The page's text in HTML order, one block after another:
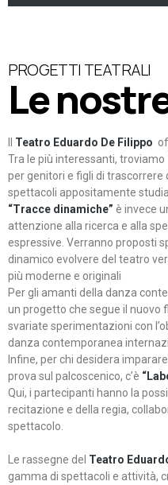
PROGETTI TEATRALI
Le
Teatro Eduardo De Filippo
Tra le più interessanti, troviamo
per genitori e figli di
spettacoli appositamente
“Tracce dinamiche” è invece
attenzione alla ricerca e alla
espressive. Verranno proposti
dinamico evolvere del teatro
più moderne e originali
Per gli amanti della danza
un progetto che segue il nuovo
svariate sperimentazioni con
danza contemporanea
Infine, per chi desidera
prova sul palcoscenico, c’è
Qui, i partecipanti hanno la
recitazione e della regia,
spettacolo.
Le rassegne del Teatro
gamma di spettacoli e attività,